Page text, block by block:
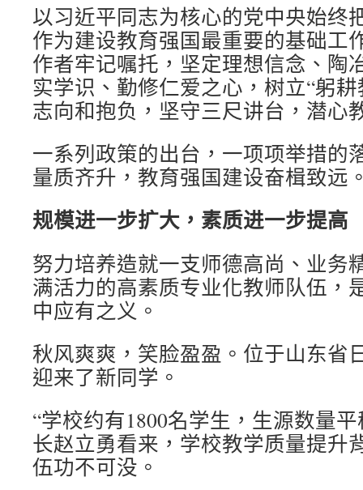
以习近平同志为核心的党中央始终
作为建设教育强国最重要的基础工
作者牢记嘱托，坚定理想信念、陶
实学识、勤修仁爱之心，树立“躬
志向和抱负，坚守三尺讲台，潜心
一系列政策的出台，一项项举措的
量质齐升，教育强国建设奋楫致远
规模进一步扩大，素质进一步提高
努力培养造就一支师德高尚、业务
满活力的高素质专业化教师队伍，
中应有之义。
秋风爽爽，笑脸盈盈。位于山东省
迎来了新同学。
“学校约有1800名学生，生源数量
长赵立勇看来，学校教学质量提升
伍功不可没。